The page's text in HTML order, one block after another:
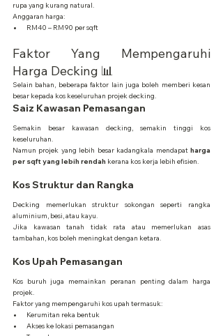
rupa yang kurang natural.
Anggaran harga:
RM40 – RM90 per sqft
Faktor Yang Mempengaruhi
Harga Decking 📊
Selain bahan, beberapa faktor lain juga boleh memberi kesan
besar kepada kos keseluruhan projek decking.
Saiz Kawasan Pemasangan
Semakin besar kawasan decking, semakin tinggi kos
keseluruhan.
Namun projek yang lebih besar kadangkala mendapat harga
per sqft yang lebih rendah kerana kos kerja lebih efisien.
Kos Struktur dan Rangka
Decking memerlukan struktur sokongan seperti rangka
aluminium, besi, atau kayu.
Jika kawasan tanah tidak rata atau memerlukan asas
tambahan, kos boleh meningkat dengan ketara.
Kos Upah Pemasangan
Kos buruh juga memainkan peranan penting dalam harga
projek.
Faktor yang mempengaruhi kos upah termasuk:
Kerumitan reka bentuk
Akses ke lokasi pemasangan